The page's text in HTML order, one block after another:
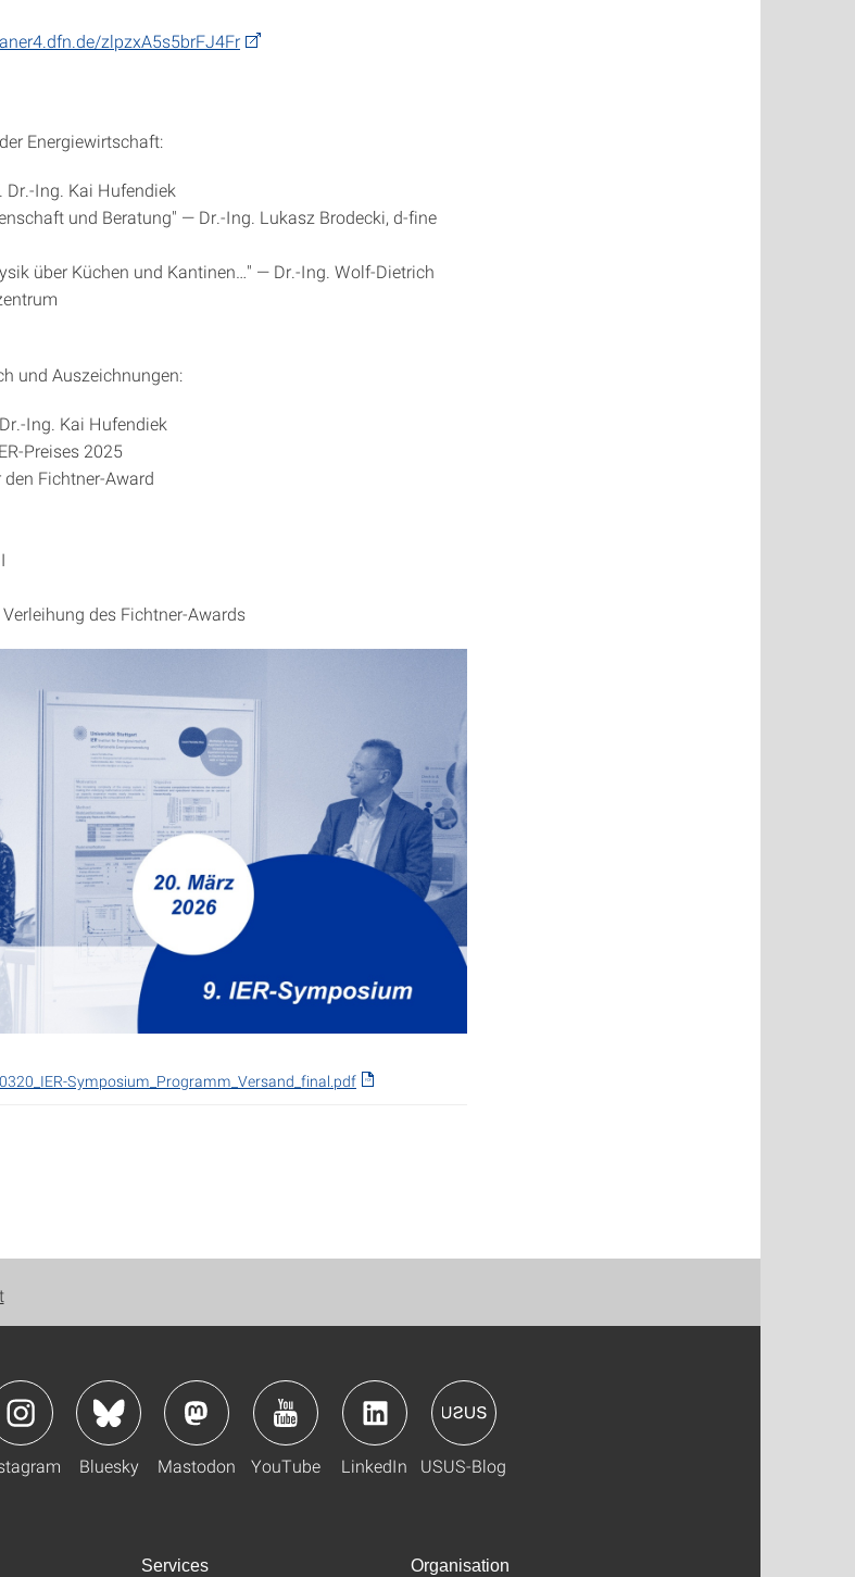
zlpzxA5s5brFJ4Fr
Energiewirtschaft:
Dr.-Ing. Kai Hufendiek
und Beratung" — Dr.-Ing. Lukasz Brodecki, d-fine
über Küchen und Kantinen…" — Dr.-Ing. Wolf-Dietrich
und Auszeichnungen:
Ing. Kai Hufendiek
Preises 2025
Fichtner-Award
des Fichtner-Awards
Symposium_Programm_Versand_final.pdf
Bluesky Mastodon YouTube LinkedIn USUS-Blog
Services Organisation